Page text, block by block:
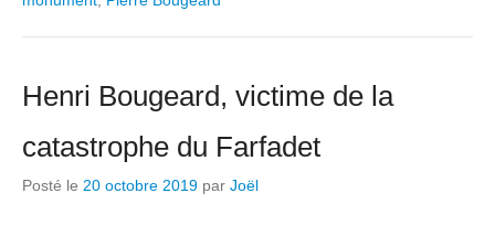
Henri Bougeard, victime de la
catastrophe du Farfadet
Posté le 20 octobre 2019 par Joël